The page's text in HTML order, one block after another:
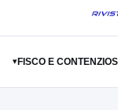
▾FISCO E